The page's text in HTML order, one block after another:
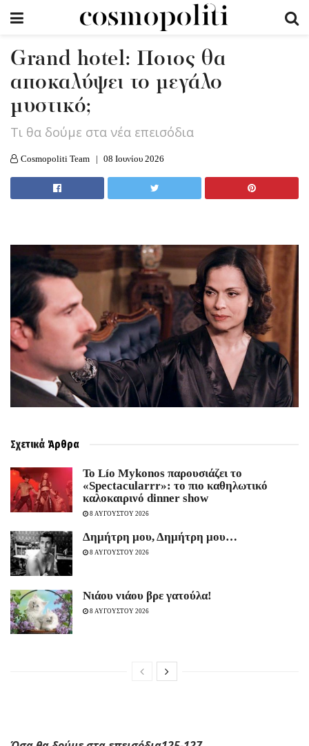
Grand hotel: Ποιος θα
αποκαλύψει το μεγάλο
μυστικό;
Τι θα δούμε στα νέα επεισόδια
Cosmopoliti Team 08 Ιουνίου 2026
Σχετικά Άρθρα
Το Lío Mykonos παρουσιάζει το
«Spectacularrr»: το πιο καθηλωτικό
καλοκαιρινό dinner show
8 ΑΥΓΟΥΣΤΟΥ 2026
Δημήτρη μου, Δημήτρη μου…
8 ΑΥΓΟΥΣΤΟΥ 2026
Νιάου νιάου βρε γατούλα!
8 ΑΥΓΟΥΣΤΟΥ 2026